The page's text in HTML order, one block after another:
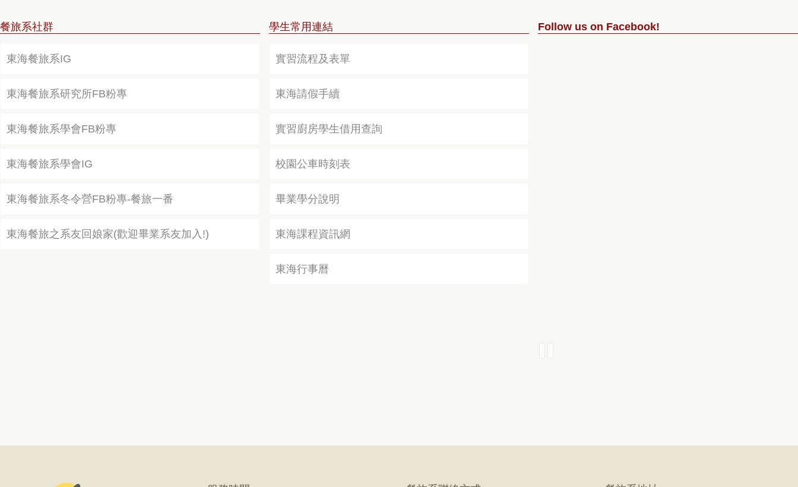
餐旅系社群
東海餐旅系IG
東海餐旅系研究所FB粉專
東海餐旅系學會FB粉專
東海餐旅系學會IG
東海餐旅系冬令營FB粉專-餐旅一番
東海餐旅之系友回娘家(歡迎畢業系友加入!)
學生常用連結
實習流程及表單
東海請假手續
實習廚房學生借用查詢
校園公車時刻表
畢業學分說明
東海課程資訊網
東海行事曆
Follow us on Facebook!